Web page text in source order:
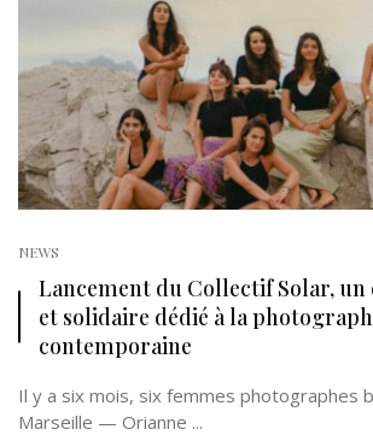
NEWS
Lancement du Collectif Solar, un
et solidaire dédié à la
contemporaine
Il y a six mois, six femmes photographes
Marseille — Orianne ...